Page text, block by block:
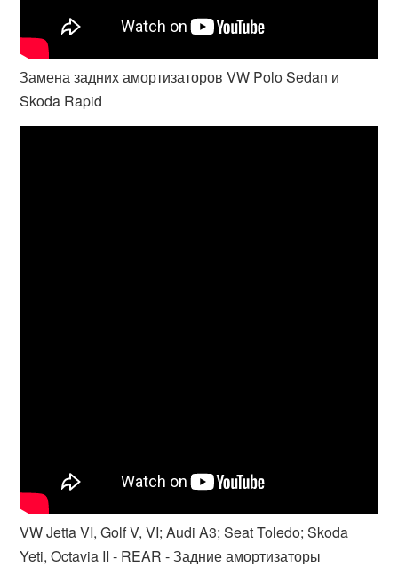
Замена задних амортизаторов VW Polo Sedan и
Skoda Rapid
VW Jetta VI, Golf V, VI; Audi A3; Seat Toledo; Skoda
Yeti, Octavia II - REAR - Задние амортизаторы